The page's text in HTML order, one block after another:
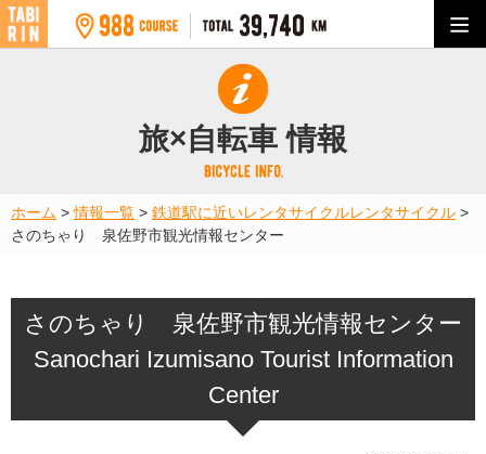
旅×自転車 情報
ホーム >情報一覧 > 鉄道駅に近いレンタサイクルレンタサイクル >
さのちゃり 泉佐野市観光情報センター
さのちゃり 泉佐野市観光情報センター
Sanochari Izumisano Tourist Information
Center